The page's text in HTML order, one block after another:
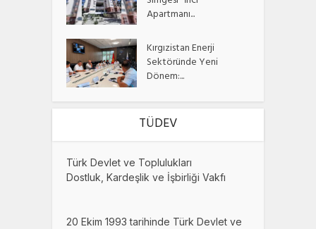
Apartmanı...
Kırgızistan Enerji
Sektöründe Yeni
Dönem:...
TÜDEV
Türk Devlet ve Toplulukları
Dostluk, Kardeşlik ve İşbirliği Vakfı
20 Ekim 1993 tarihinde Türk Devlet ve